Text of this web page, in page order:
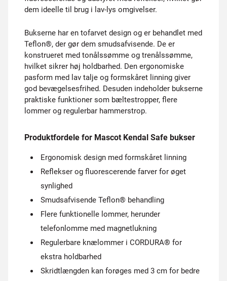
dem ideelle til brug i lav-lys omgivelser.
Bukserne har en tofarvet design og er behandlet med
Teflon®, der gør dem smudsafvisende. De er
konstrueret med tonålssømme og trenålssømme,
hvilket sikrer høj holdbarhed. Den ergonomiske
pasform med lav talje og formskåret linning giver
god bevægelsesfrihed. Desuden indeholder bukserne
praktiske funktioner som bæltestropper, flere
lommer og regulerbar hammerstrop.
Produktfordele for Mascot Kendal Safe bukser
Ergonomisk design med formskåret linning
Reflekser og fluorescerende farver for øget
synlighed
Smudsafvisende Teflon® behandling
Flere funktionelle lommer, herunder
telefonlomme med magnetlukning
Regulerbare knælommer i CORDURA® for
ekstra holdbarhed
Skridtlængden kan forøges med 3 cm for bedre